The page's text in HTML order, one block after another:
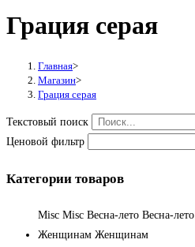
Грация серая
Главная>
Магазин>
Грация серая
Текстовый поиск
Ценовой фильтр
Категории товаров
Misc Misc Весна-лето Весна-лето
Женщинам Женщинам